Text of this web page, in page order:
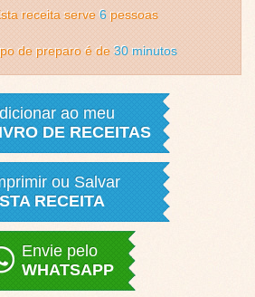
receita serve6 pessoas
de preparo é de30 minutos
ao meu
DE RECEITAS
ou Salvar
RECEITA
Envie pelo
WHATSAPP